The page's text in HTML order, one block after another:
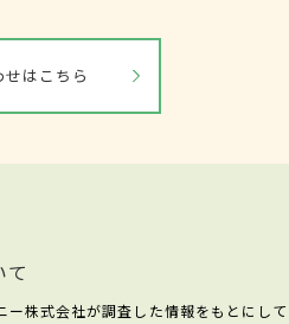
はこちら
て
株式会社が調査した情報をもとにして